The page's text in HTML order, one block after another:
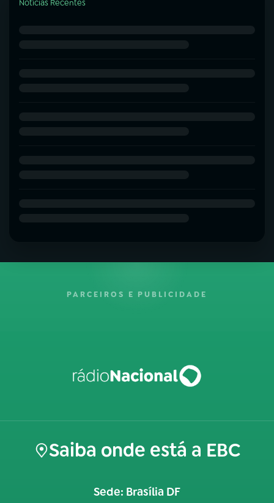
Notícias Recentes
PARCEIROS E PUBLICIDADE
Saiba onde está a EBC
Sede: Brasília DF